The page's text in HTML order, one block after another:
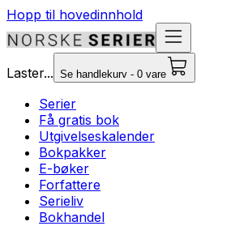
Hopp til hovedinnhold
Laster... Se handlekurv - 0 vare
Serier
Få gratis bok
Utgivelseskalender
Bokpakker
E-bøker
Forfattere
Serieliv
Bokhandel